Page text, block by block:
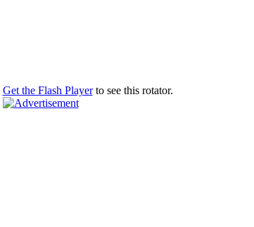
Get the Flash Playerto see this rotator.